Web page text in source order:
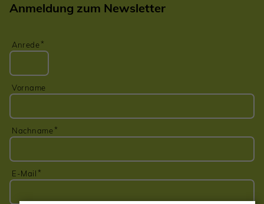
Anmeldung zum Newsletter
Anrede
Vorname
Nachname
E-Mail